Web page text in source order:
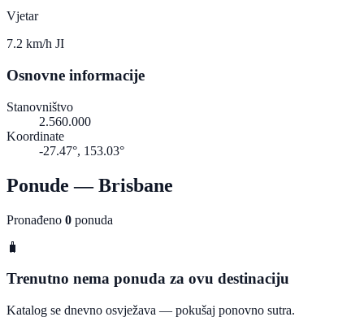
Vjetar
7.2 km/h JI
Osnovne informacije
Stanovništvo
2.560.000
Koordinate
-27.47°, 153.03°
Ponude — Brisbane
Pronađeno 0 ponuda
🧳
Trenutno nema ponuda za ovu destinaciju
Katalog se dnevno osvježava — pokušaj ponovno sutra.